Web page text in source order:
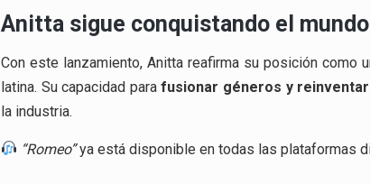
Anitta sigue conquistando el
Con este lanzamiento, Anitta reafirma su posición
latina. Su capacidad parafusionar géneros y
la industria.
“Romeo”ya está disponible en todas las plataformas